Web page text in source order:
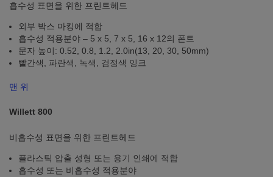
흡수성 표면을 위한 프린트헤드
외부 박스 마킹에 적합
흡수성 적용분야 – 5 x 5, 7 x 5, 16 x 12의 폰트
문자 높이: 0.52, 0.8, 1.2, 2.0in(13, 20, 30, 50mm)
빨간색, 파란색, 녹색, 검정색 잉크
맨 위
Willett 800
비흡수성 표면을 위한 프린트헤드
플라스틱 압출 성형 또는 용기 인쇄에 적합
흡수성 또는 비흡수성 적용분야